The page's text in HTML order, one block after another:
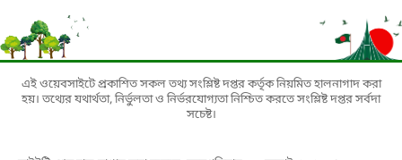
এই ওয়েবসাইটে প্রকাশিত সকল তথ্য সংশ্লিষ্ট দপ্তর কর্তৃক নিয়মিত হালনাগাদ করা
হয়। তথ্যের যথার্থতা, নির্ভুলতা ও নির্ভরযোগ্যতা নিশ্চিত করতে সংশ্লিষ্ট দপ্তর সর্বদা
সচেষ্ট।